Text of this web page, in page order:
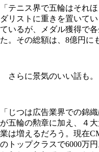
「テニス界で五輪はそれ
ダリストに重きを置いて
ているが、メダル獲得で
た。その総額は、8億円に
さらに景気のいい話も。
「じつは広告業界での錦
が五輪の勲章に加え、４
業は増えるだろう。現在
のトップクラスで6000万